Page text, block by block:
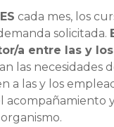
cada mes, los
solicitada.
a entre las y
las necesidades
a las y los
acompañamiento